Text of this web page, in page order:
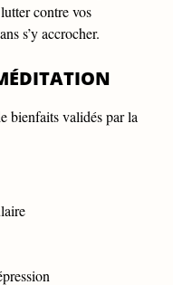
contre vos
s’y accrocher.
bienfaits validés par la